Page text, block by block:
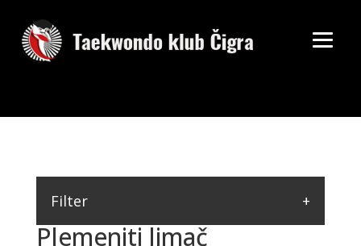
Plemeniti limač
Filter